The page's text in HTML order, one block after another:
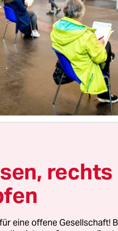
ein und ist damit
ein Stück voraus.
Andreas
damit brüsten
anführt,
rechts
eine offene Gesellschaft!